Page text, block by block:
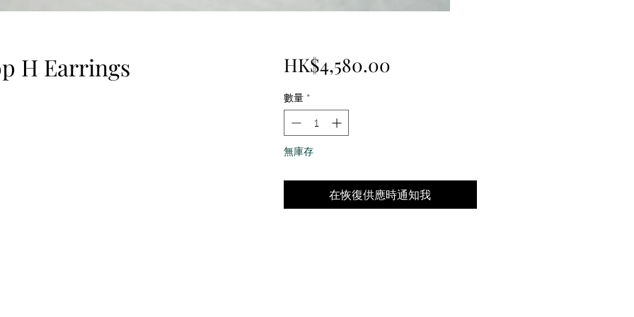
H Earrings HK$4,580.00價
數量 *
無庫存
在恢復供應時通知我